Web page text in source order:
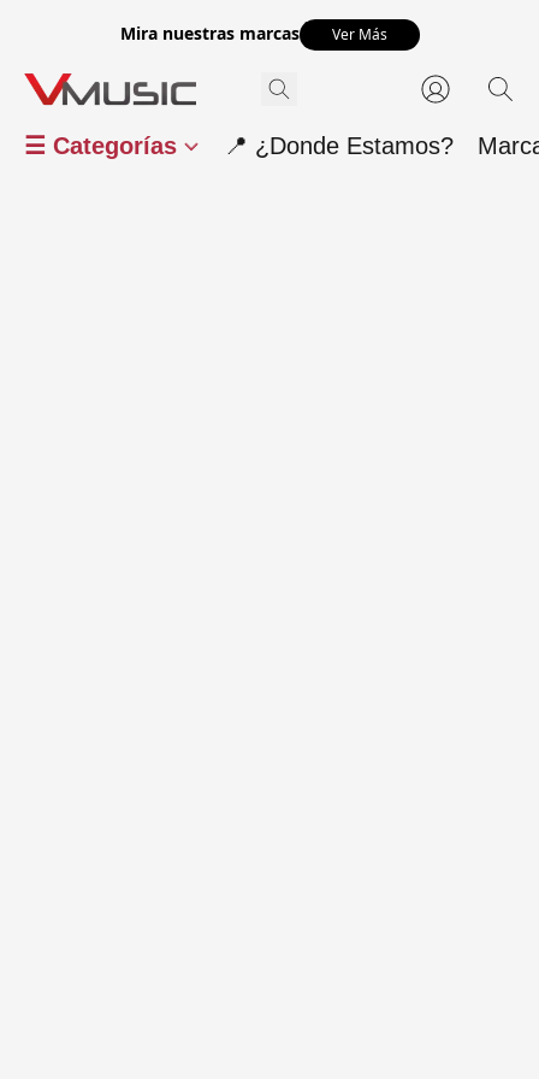
Mira nuestras marcas Ver Más
☰ Categorías 📍 ¿Donde Estamos?